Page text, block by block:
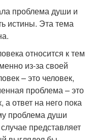
проблема души и
истины. Эта тема
относится к тем
из-за своей
– это человек,
проблема – это
а ответ на него пока
проблема души
представляет